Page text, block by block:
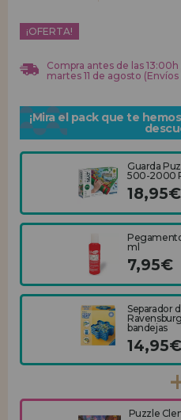
REGISTRO
¡OFERTA!
Compra antes de las
martes 11 de agosto
¡Mira el pack que te
Guarda
500-2000
18,95€
ml
7,95€
Separador
bandejas
14,95€
Puzzle